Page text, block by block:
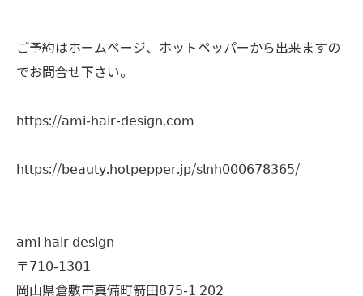
ご予約はホームページ、ホットペッパーから出来ますの
でお問合せ下さい。
𝗁𝗍𝗍𝗉𝗌://𝖺𝗆𝗂-𝗁𝖺𝗂𝗋-𝖽𝖾𝗌𝗂𝗀𝗇.𝖼𝗈𝗆
𝗁𝗍𝗍𝗉𝗌://𝖻𝖾𝖺𝗎𝗍𝗒.𝗁𝗈𝗍𝗉𝖾𝗉𝗉𝖾𝗋.𝗃𝗉/𝗌𝗅𝗇𝗁𝟢𝟢𝟢𝟨𝟩𝟪𝟥𝟨𝟧/
𝖺𝗆𝗂 𝗁𝖺𝗂𝗋 𝖽𝖾𝗌𝗂𝗀𝗇
〒𝟩𝟣𝟢-𝟣𝟥𝟢𝟣
岡山県倉敷市真備町箭田𝟪𝟩𝟧-𝟣 𝟤𝟢𝟤